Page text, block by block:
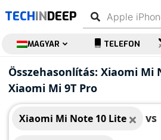
TECHINDEEP
MAGYAR TELEFON
Összehasonlítás: Xiaomi Mi
Xiaomi Mi 9T Pro
Xiaomi Mi Note 10 Lite vs
Xiaomi Mi Note 10
Lite